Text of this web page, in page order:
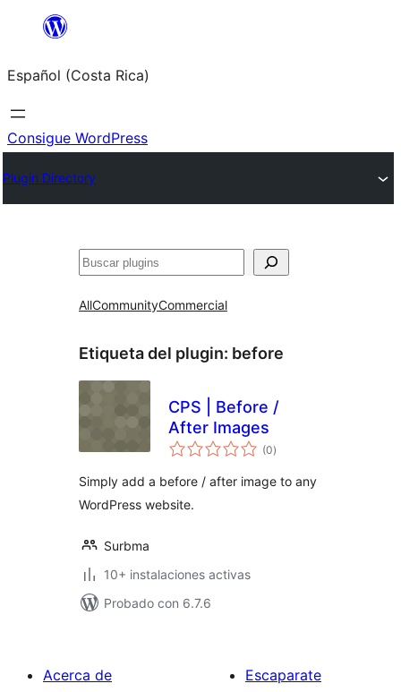
Saltar
contenido
Español (Costa Rica)
Consigue WordPress
Plugin Directory
Buscar
AllCommunityCommercial
Etiqueta del plugin: before
CPS | Before /
After Images
(0total
de
)
Simply add a before / after image to any
WordPress website.
Surbma
10+ instalaciones activas
Probado con 6.7.6
Acerca de
Escaparate